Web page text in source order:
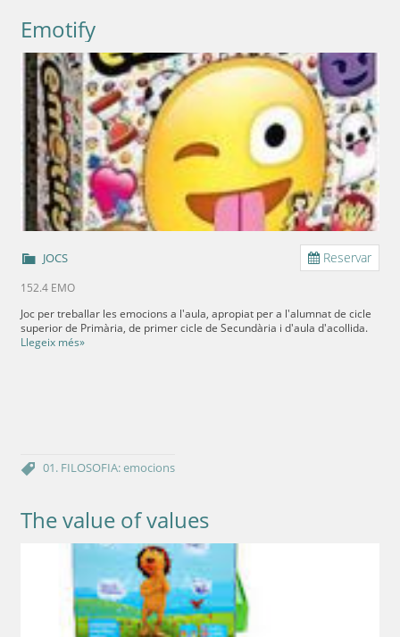
Emotify
Reservar
JOCS
152.4 EMO
Joc per treballar les emocions a l'aula, apropiat per a l'alumnat de cicle
superior de Primària, de primer cicle de Secundària i d'aula d'acollida.
Llegeix més»
01. FILOSOFIA: emocions
The value of values